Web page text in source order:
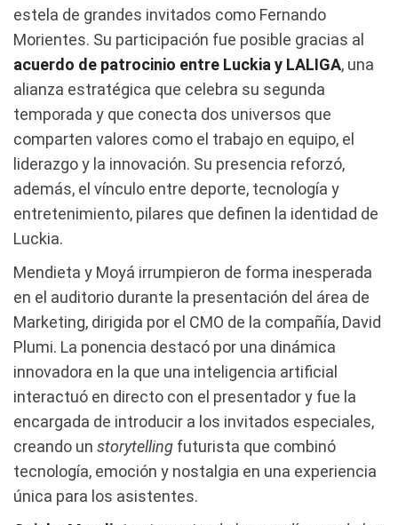
estela de grandes invitados como Fernando
Morientes. Su participación fue posible gracias al
acuerdo de patrocinio entre Luckia y LALIGA, una
alianza estratégica que celebra su segunda
temporada y que conecta dos universos que
comparten valores como el trabajo en equipo, el
liderazgo y la innovación. Su presencia reforzó,
además, el vínculo entre deporte, tecnología y
entretenimiento, pilares que definen la identidad de
Luckia.
Mendieta y Moyá irrumpieron de forma inesperada
en el auditorio durante la presentación del área de
Marketing, dirigida por el CMO de la compañía, David
Plumi. La ponencia destacó por una dinámica
innovadora en la que una inteligencia artificial
interactuó en directo con el presentador y fue la
encargada de introducir a los invitados especiales,
creando un storytelling futurista que combinó
tecnología, emoción y nostalgia en una experiencia
única para los asistentes.